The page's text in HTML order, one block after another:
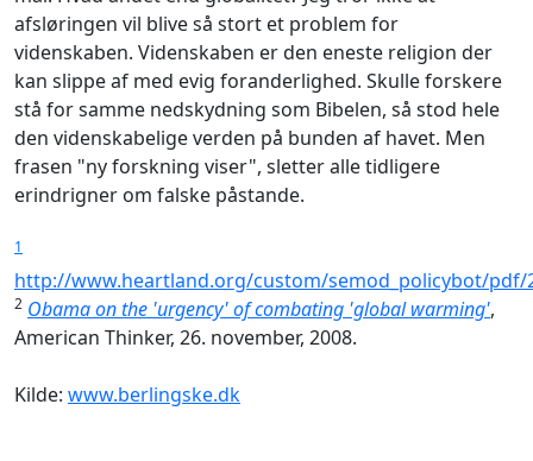
afsløringen vil blive så stort et problem for
videnskaben. Videnskaben er den eneste religion der
kan slippe af med evig foranderlighed. Skulle forskere
stå for samme nedskydning som Bibelen, så stod hele
den videnskabelige verden på bunden af havet. Men
frasen "ny forskning viser", sletter alle tidligere
erindrigner om falske påstande.
1
http://www.heartland.org/custom/semod_policybot/pdf/
2 Obama on the 'urgency' of combating 'global warming',
American Thinker, 26. november, 2008.
Kilde: www.berlingske.dk